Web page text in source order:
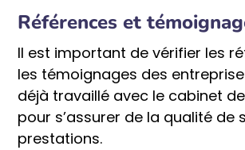
Références et
Il est important de vérifier les
les témoignages des
déjà travaillé avec le cabinet
pour s’assurer de la qualité de
prestations.